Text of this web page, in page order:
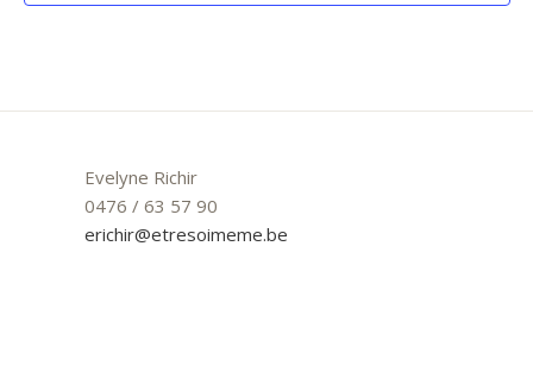
Evelyne Richir
0476 / 63 57 90
erichir@etresoimeme.be